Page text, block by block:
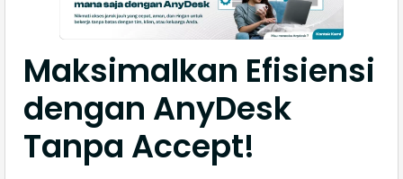
Maksimalkan Efisiensi
dengan AnyDesk
Tanpa Accept!